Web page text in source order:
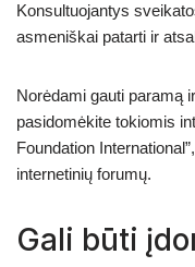
Konsultuojantys
asmeniškai patarti ir
Norėdami gauti paramą
pasidomėkite tokiomis
Foundation
internetinių forumų.
Gali būti